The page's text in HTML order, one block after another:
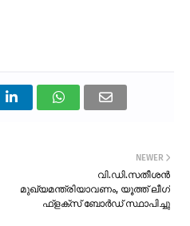
NEWER
വി.ഡി.സതീശൻ
മുഖ്യമന്ത്രിയാവണം, യൂത്ത് ലീഗ്
ഫ്ളക്സ് ബോർഡ് സ്ഥാപിച്ചു